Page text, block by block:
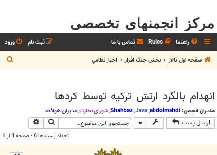
مرکز انجمنهای تخصصی
راهنما Rules تماس با ما ورود
ثبت نام
صفحه اول تالار
بخش جنگ افزار اخبار نظامي
س
انهدام بالگرد ارتش ترکیه توسط کردها
مدیران انجمن: abdolmahdi
,
Java
,
Shahbaz
,شوراي نظارت,مديران هوافضا
ارسال پست جستجو
تعداد پست ها:6 • صفحه 1 از 1